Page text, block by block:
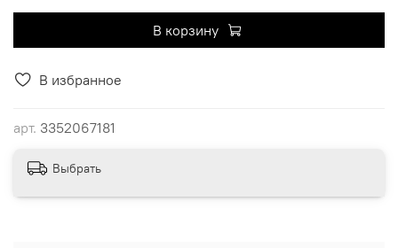
В избранное
арт. 3352067181
В корзину
Выбрать